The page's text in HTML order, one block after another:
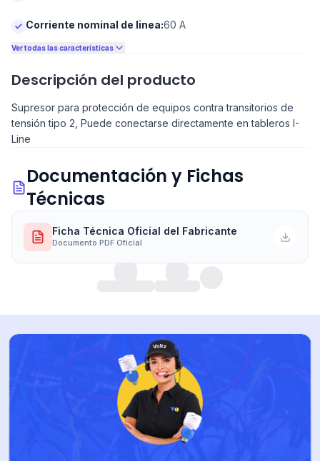
Corriente nominal de linea:60 A
Ver todas las características
Descripción del producto
Supresor para protección de equipos contra transitorios de
tensión tipo 2, Puede conectarse directamente en tableros I-
Line
Documentación y Fichas
Técnicas
Ficha Técnica Oficial del Fabricante
Documento PDF Oficial